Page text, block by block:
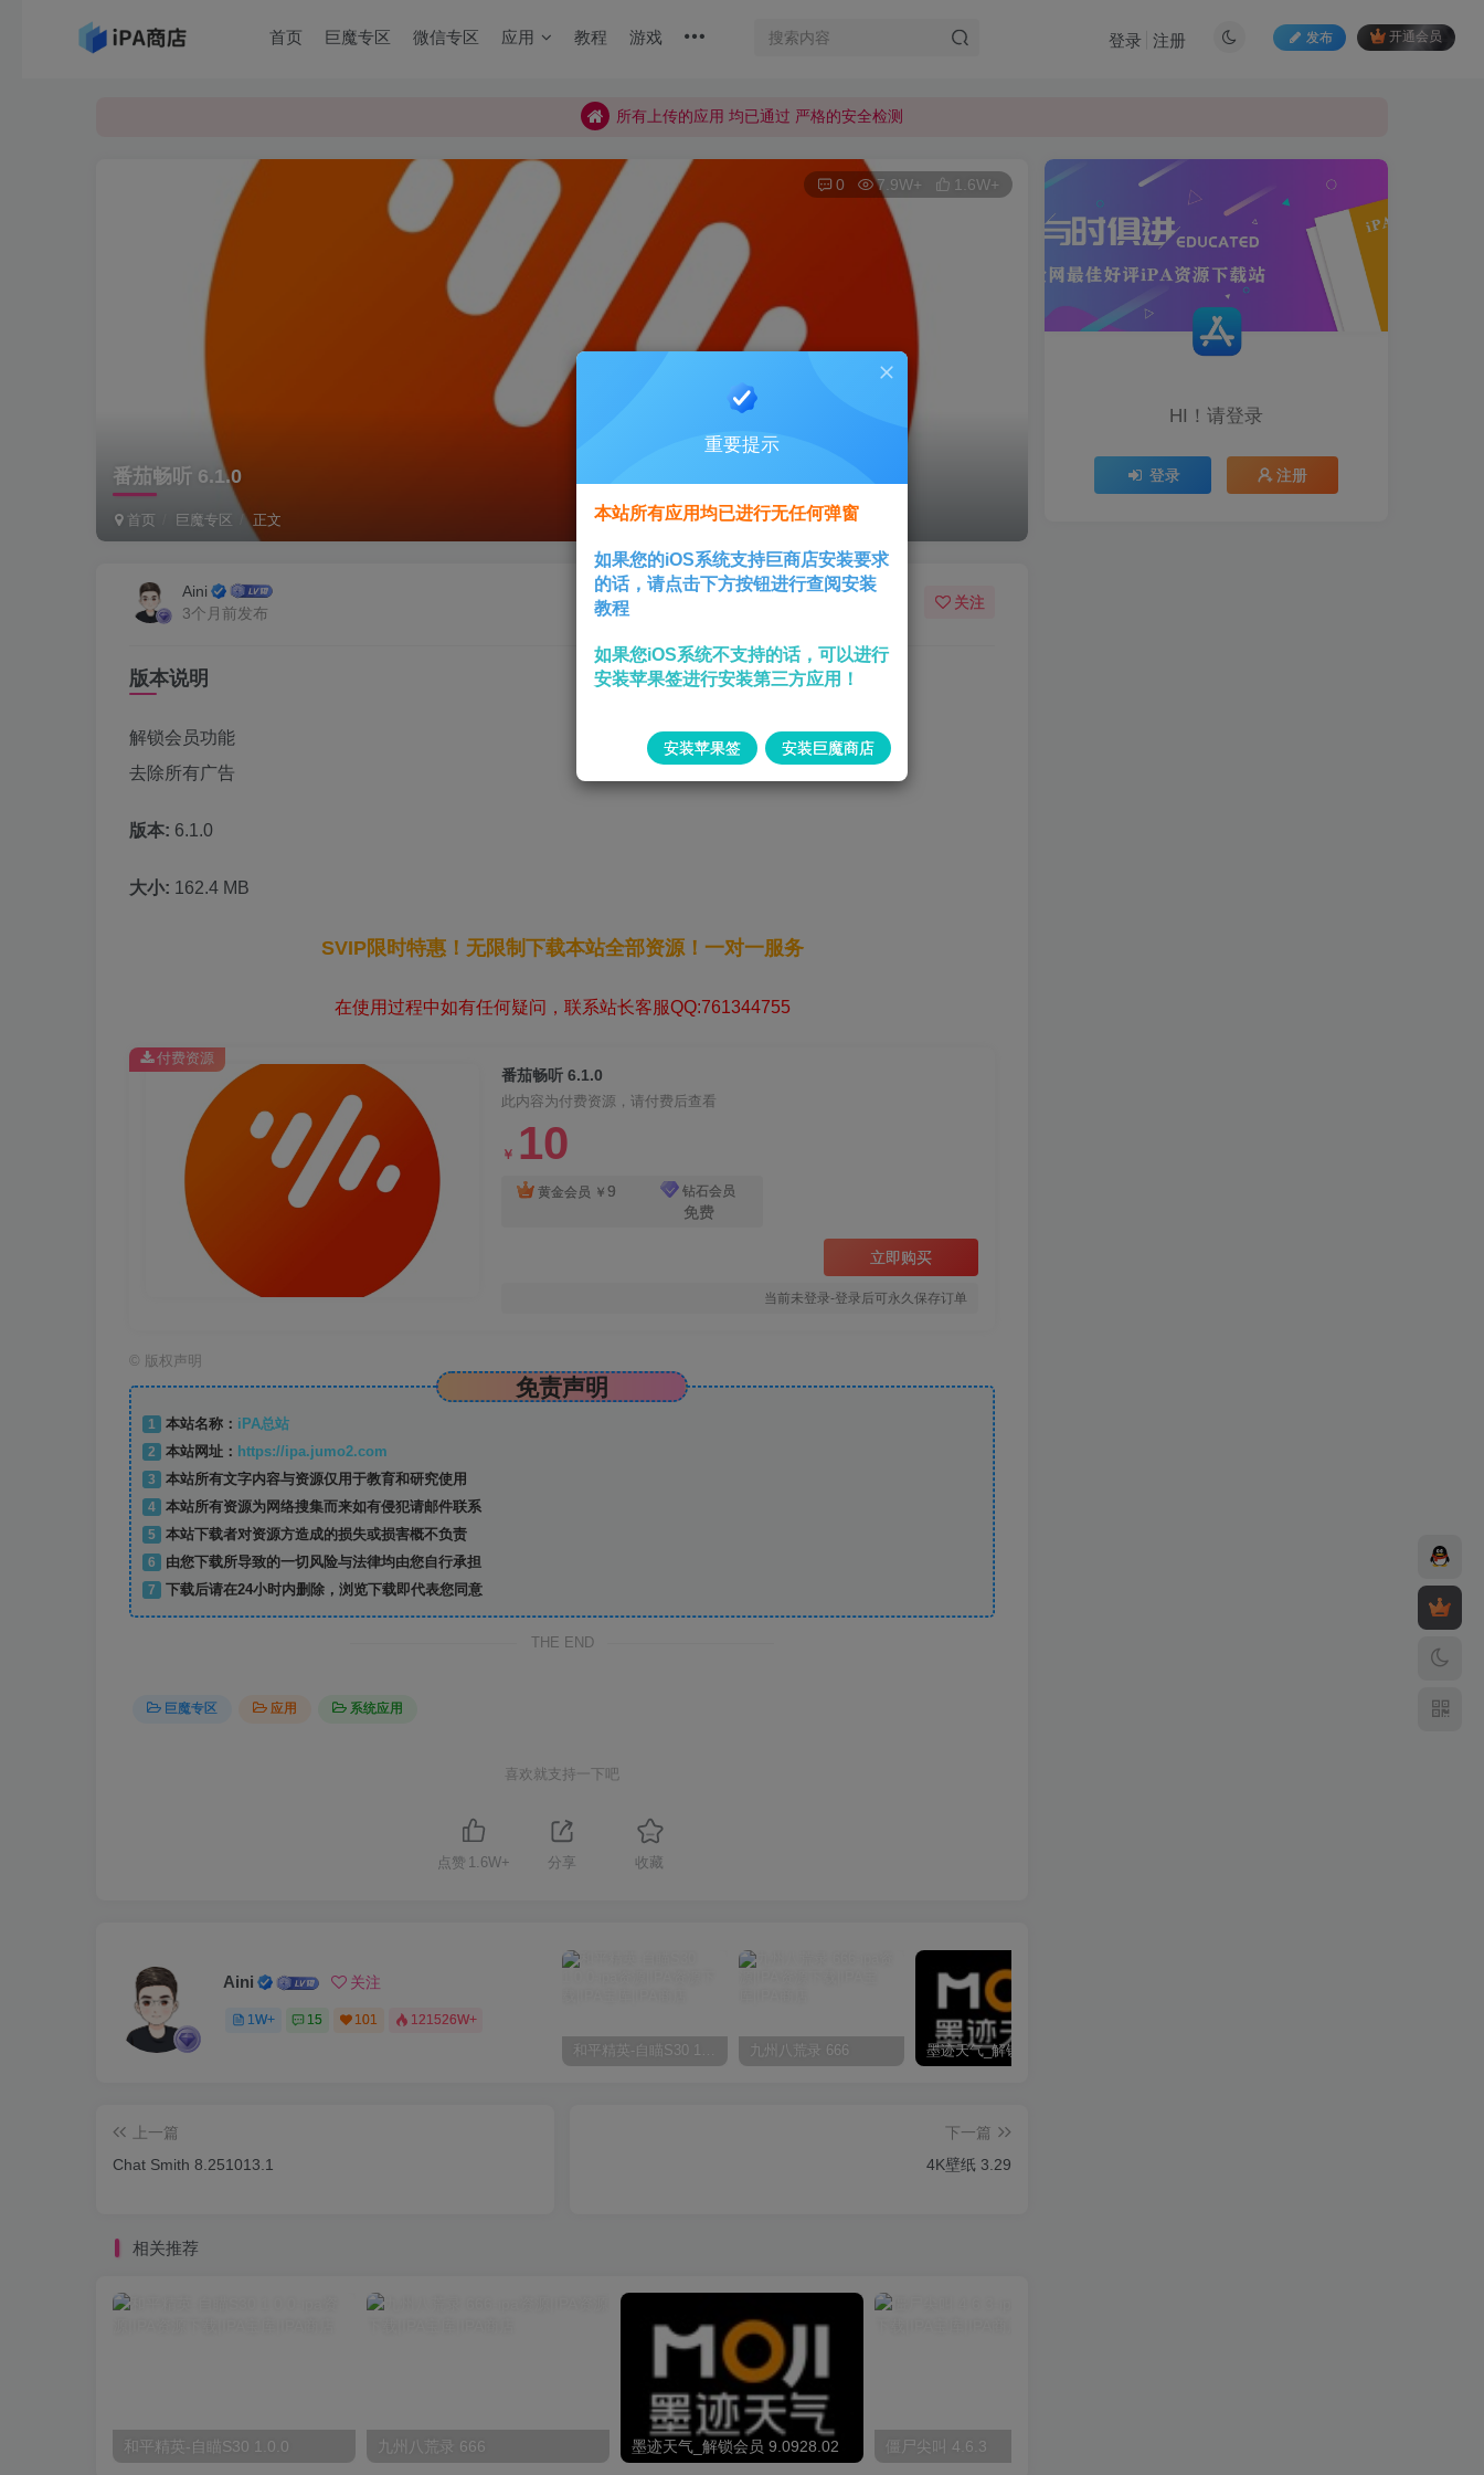
首页 巨魔专区 微信专区 应用 教程 游戏 发布 开通会员
登录 注册
所有上传的应用 均已通过 严格的安全检测
番茄畅听 6.1.0
首页 巨魔专区 正文
0 7.9W+ 1.6W+
Aini
3个月前发布
关注
版本说明
解锁会员功能
去除所有广告
版本: 6.1.0
大小: 162.4 MB
SVIP限时特惠！无限制下载本站全部资源！一对一服务
在使用过程中如有任何疑问，联系站长客服QQ:761344755
番茄畅听 6.1.0
此内容为付费资源，请付费后查看
￥ 10
黄金会员 ￥9 钻石会员
免费
立即购买
当前未登录-登录后可永久保存订单
付费资源
© 版权声明
免责声明
1 本站名称： iPA总站
2
本站网址： https://ipa.jumo2.com
3
本站所有文字内容与资源仅用于教育和研究使用
4
本站所有资源为网络搜集而来如有侵犯请邮件联系
5
本站下载者对资源方造成的损失或损害概不负责
6
由您下载所导致的一切风险与法律均由您自行承担
7
下载后请在24小时内删除，浏览下载即代表您同意
THE END
巨魔专区 应用 系统应用
喜欢就支持一下吧
点赞 1.6W+ 分享 收藏
Aini 关注
1W+ 15 101
121526W+
和平精英-自瞄S30 1.0.0
九州八荒录 666
上一篇
Chat Smith 8.251013.1
下一篇
4K壁纸 3.29
相关推荐
和平精英-自瞄S30 1.0.0 九州八荒录 666 墨迹天气_解锁会员 9.0928.02 僵尸尖叫 4.6.3
HI！请登录
登录 注册
重要提示
本站所有应用均已进行无任何弹窗
如果您的iOS系统支持巨商店安装要求
的话，请点击下方按钮进行查阅安装
教程
如果您iOS系统不支持的话，可以进行
安装苹果签进行安装第三方应用！
安装苹果签 安装巨魔商店